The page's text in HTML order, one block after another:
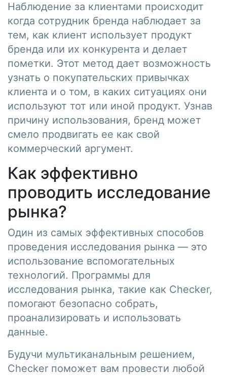
Наблюдение за клиентами происходит
когда сотрудник бренда наблюдает за
тем, как клиент использует продукт
бренда или их конкурента и делает
пометки. Этот метод дает возможность
узнать о покупательских привычках
клиента и о том, в каких ситуациях они
используют тот или иной продукт. Узнав
причину использования, бренд может
смело продвигать ее как свой
коммерческий аргумент.
Как эффективно
проводить исследование
рынка?
Один из самых эффективных способов
проведения исследования рынка — это
использование вспомогательных
технологий. Программы для
исследования рынка, такие как Checker,
помогают безопасно собрать,
проанализировать и использовать
данные.
Будучи мультиканальным решением,
Checker поможет вам провести любой